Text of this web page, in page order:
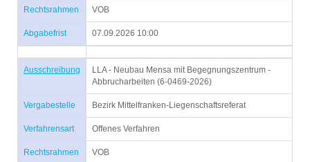
Rechtsrahmen VOB
Abgabefrist 07.09.2026 10:00
Ausschreibung
LLA - Neubau Mensa mit Begegnungszentrum -
Abbrucharbeiten (6-0469-2026)
Vergabestelle Bezirk Mittelfranken-Liegenschaftsreferat
Verfahrensart Offenes Verfahren
Rechtsrahmen VOB